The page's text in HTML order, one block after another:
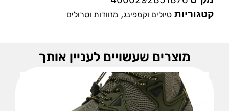
קטגוריות טיולים וקמפינג, מזוודות וטרולים
מוצרים שעשויים לעניין אותך